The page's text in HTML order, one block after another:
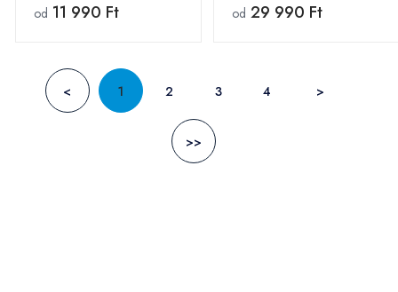
od 11 990 Ft od 29 990 Ft
< 1 2 3 4 >
>>